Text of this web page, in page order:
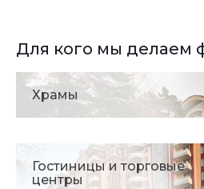
Для кого мы делаем
Храмы
Гостиницы и торговые
центры